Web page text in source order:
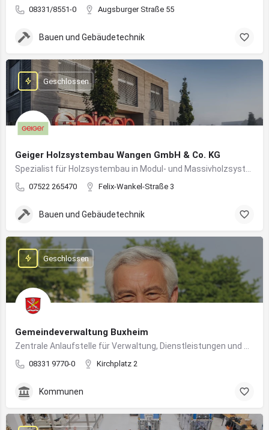
08331/8551-0 Augsburger Straße 55
Bauen und Gebäudetechnik
Geiger Holzsystembau Wangen GmbH & Co. KG
07522 265470 Felix-Wankel-Straße 3
Geschlossen
Bauen und Gebäudetechnik
Gemeindeverwaltung Buxheim
08331 9770-0 Kirchplatz 2
Geschlossen
Kommunen